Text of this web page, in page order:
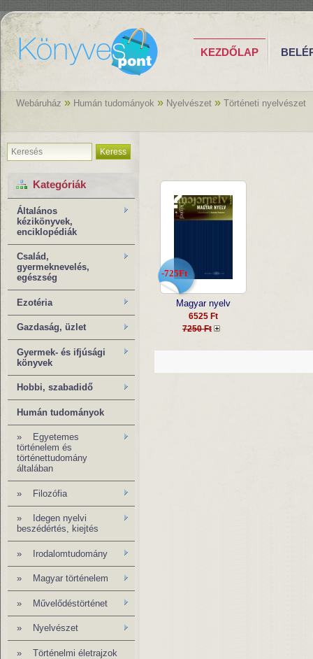
KEZDŐLAP
Webáruház » Humán tudományok » Nyelvészet » Történeti nyelvészet
Keress
Kategóriák
Általános
kézikönyvek,
enciklopédiák
Család,
gyermeknevelés,
egészség
Ezotéria
Gazdaság, üzlet
Gyermek- és ifjúsági
könyvek
Hobbi, szabadidő
Humán tudományok
»
Egyetemes
történelem és
történettudomány
általában
» Filozófia
» Idegen nyelvi
beszédértés, kiejtés
» Irodalomtudomány
» Magyar történelem
» Művelődéstörténet
» Nyelvészet
» Történelmi életrajzok
-725Ft
Magyar nyelv
6525 Ft
7250 Ft